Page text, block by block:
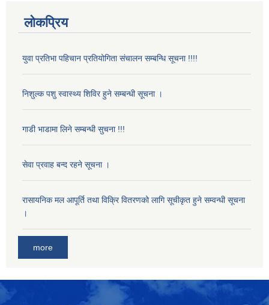
लोकप्रिय
युवा प्रतिभा पहिचान प्रतियोगिता संचालन सम्बन्धि सूचना !!!!
निशुल्क पशु स्वास्थ्य शिविर हुने सम्बन्धी सूचना ।
गाडी भाडामा लिने सम्बन्धी सुचना !!!
सेवा प्रवाह बन्द रहने सूचना ।
रासायनिक मल आपूर्ति तथा विक्रि वितरणको लागि सूचीकृत हुने सम्वन्धी सूचना
।
more